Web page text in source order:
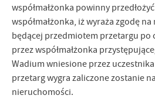
współmałżonka powinny
współmałżonka, iż wyraża zgodę
będącej przedmiotem przetargu po
przez współmałżonka
Wadium wniesione przez
przetarg wygra zaliczone zostanie
nieruchomości.